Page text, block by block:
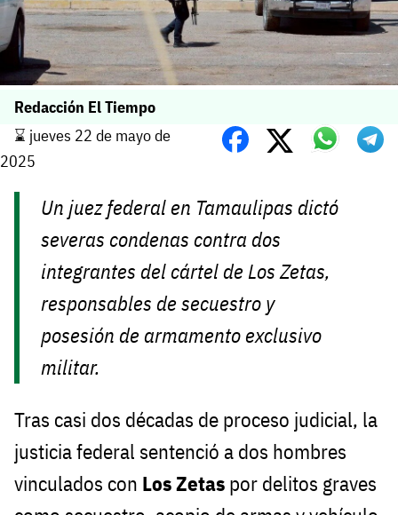
Redacción El Tiempo
⌛️ jueves 22 de mayo de
2025
Un juez federal en Tamaulipas dictó
severas condenas contra dos
integrantes del cártel de Los Zetas,
responsables de secuestro y
posesión de armamento exclusivo
militar.
Tras casi dos décadas de proceso judicial, la
justicia federal sentenció a dos hombres
vinculados con Los Zetas por delitos graves